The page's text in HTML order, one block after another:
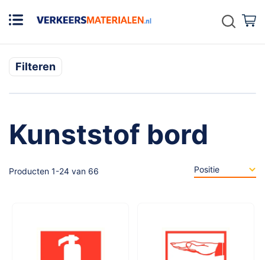
Zoek
Kunststof bord
Producten 1-24 van 66
Filteren